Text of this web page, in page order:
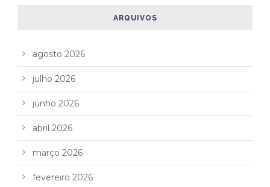
ARQUIVOS
agosto 2026
julho 2026
junho 2026
abril 2026
março 2026
fevereiro 2026